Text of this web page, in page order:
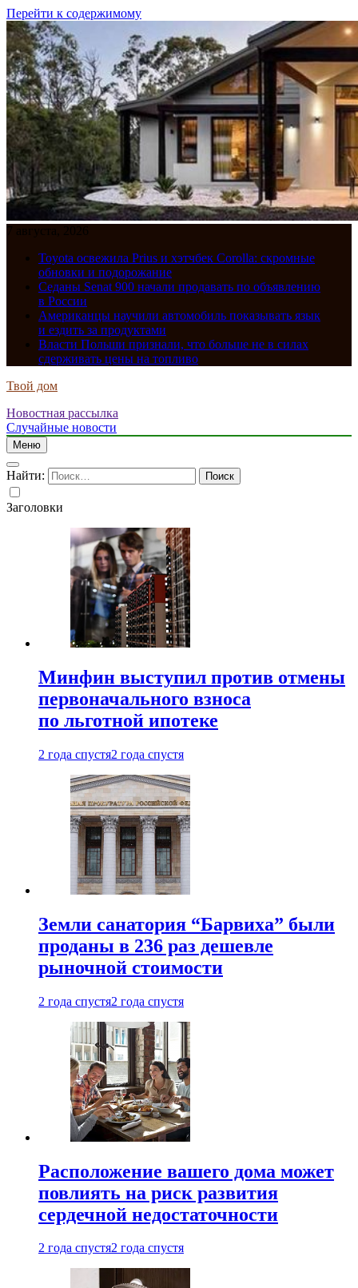
Перейти к содержимому
7 августа, 2026
Toyota освежила Prius и хэтчбек Corolla: скромные
обновки и подорожание
Седаны Senat 900 начали продавать по объявлению
в России
Американцы научили автомобиль показывать язык
и ездить за продуктами
Власти Польши признали, что больше не в силах
сдерживать цены на топливо
Твой дом
Новостная рассылка
Случайные новости
Меню
Найти:
Заголовки
Минфин выступил против отмены
первоначального взноса
по льготной ипотеке
2 года спустя2 года спустя
Земли санатория “Барвиха” были
проданы в 236 раз дешевле
рыночной стоимости
2 года спустя2 года спустя
Расположение вашего дома может
повлиять на риск развития
сердечной недостаточности
2 года спустя2 года спустя